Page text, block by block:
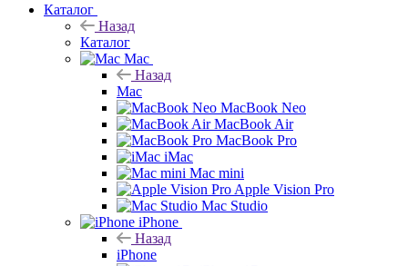
Каталог
Назад
Каталог
Mac
Назад
Mac
MacBook Neo
MacBook Air
MacBook Pro
iMac
Mac mini
Apple Vision Pro
Mac Studio
iPhone
Назад
iPhone